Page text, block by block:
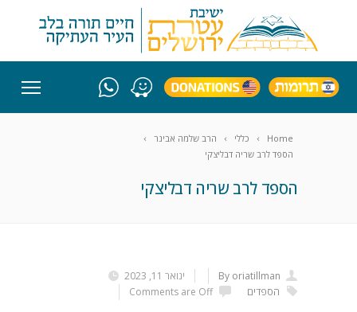
Home כללי
הרב שלמה אבינר
הספד לרב שריה דבליצקי
הספד לרב שריה דבליצקי
ינואר 11, 2023
By oriatillman
Comments are Off
הספדים